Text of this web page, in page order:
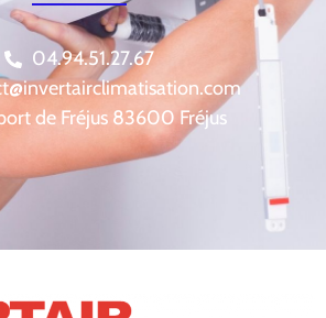
04.94.51.27.67
de Fréjus 83600 Fréjus